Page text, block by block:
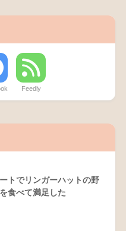
Feedly
トでリンガーハットの野
食べて満足した